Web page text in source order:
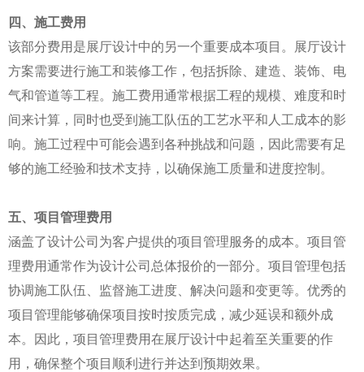
四、施工费用
该部分费用是展厅设计中的另一个重要成本项目。展厅设计
方案需要进行施工和装修工作，包括拆除、建造、装饰、电
气和管道等工程。施工费用通常根据工程的规模、难度和时
间来计算，同时也受到施工队伍的工艺水平和人工成本的影
响。施工过程中可能会遇到各种挑战和问题，因此需要有足
够的施工经验和技术支持，以确保施工质量和进度控制。
五、项目管理费用
涵盖了设计公司为客户提供的项目管理服务的成本。项目管
理费用通常作为设计公司总体报价的一部分。项目管理包括
协调施工队伍、监督施工进度、解决问题和变更等。优秀的
项目管理能够确保项目按时按质完成，减少延误和额外成
本。因此，项目管理费用在展厅设计中起着至关重要的作
用，确保整个项目顺利进行并达到预期效果。